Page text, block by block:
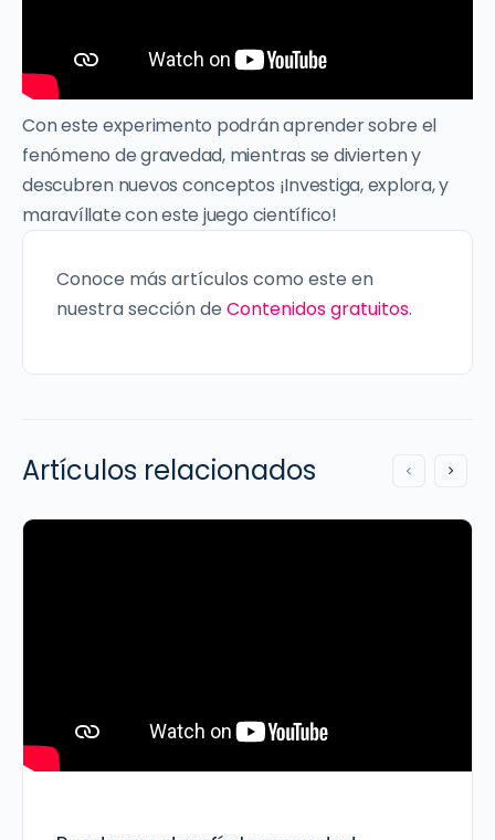
Con este experimento podrán aprender sobre el
fenómeno de gravedad, mientras se divierten y
descubren nuevos conceptos ¡Investiga, explora, y
maravíllate con este juego científico!
Conoce más artículos como este en
nuestra sección de Contenidos gratuitos.
Artículos relacionados